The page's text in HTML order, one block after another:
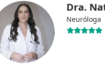
Dra.
Neuróloga